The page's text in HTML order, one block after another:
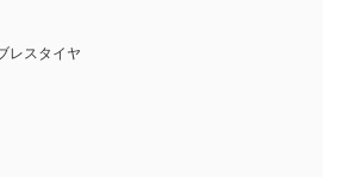
レスタイヤ